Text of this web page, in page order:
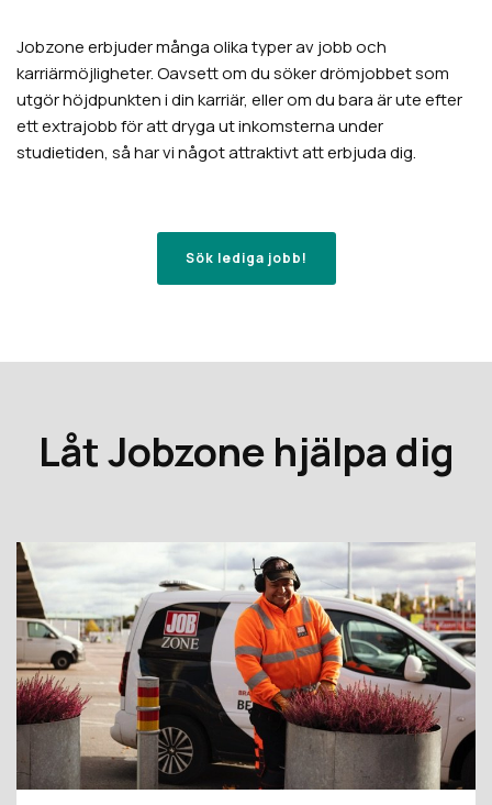
Jobzone erbjuder många olika typer av jobb och
karriärmöjligheter. Oavsett om du söker drömjobbet som
utgör höjdpunkten i din karriär, eller om du bara är ute efter
ett extrajobb för att dryga ut inkomsterna under
studietiden, så har vi något attraktivt att erbjuda dig.
Sök lediga jobb!
Låt Jobzone hjälpa dig